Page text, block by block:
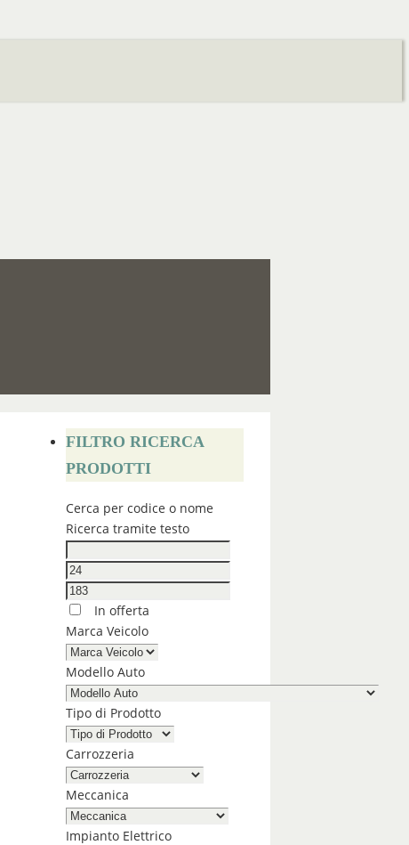
FILTRO RICERCA
PRODOTTI
Cerca per codice o nome
Ricerca tramite testo
In offerta
Marca Veicolo
Modello Auto
Tipo di Prodotto
Carrozzeria
Meccanica
Impianto Elettrico